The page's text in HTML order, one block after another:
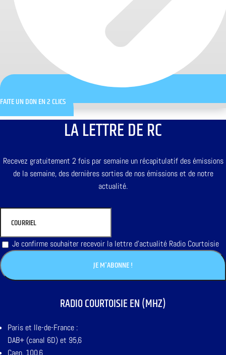
FAITE UN DON EN 2 CLICS
LA LETTRE DE RC
Recevez gratuitement 2 fois par semaine un récapitulatif des émissions
de la semaine, des dernières sorties de nos émissions et de notre
actualité.
Je confirme souhaiter recevoir la lettre d'actualité Radio Courtoisie
RADIO COURTOISIE EN (MHZ)
Paris et Ile-de-France :
DAB+ (canal 6D) et 95,6
Caen, 100,6